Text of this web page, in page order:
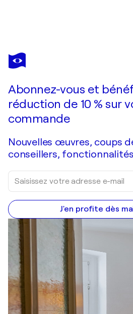
MANUELA EIBENSTEINER
deep pink
Abonnez-vous et
réduction de 10 % sur
commande
Nouvelles œuvres, coups
conseillers, fonctionnalités
J'en profite dès